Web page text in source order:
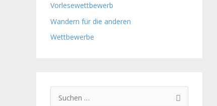
Vorlesewettbewerb
Wandern für die anderen
Wettbewerbe